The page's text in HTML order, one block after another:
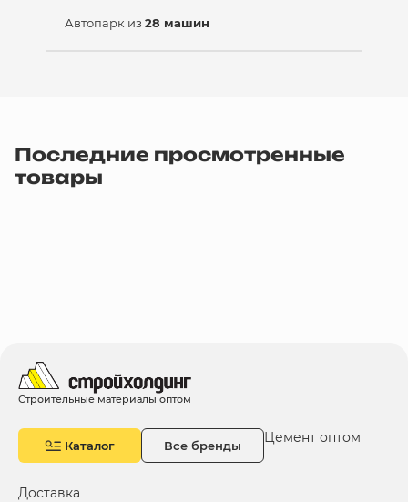
Автопарк из 28 машин
Последние просмотренные
товары
Строительные материалы оптом
Каталог Все бренды Цемент оптом
Доставка